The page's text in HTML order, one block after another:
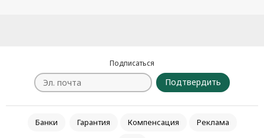
Подписаться
Подтвердить
Банки Гарантия Компенсация
Реклама